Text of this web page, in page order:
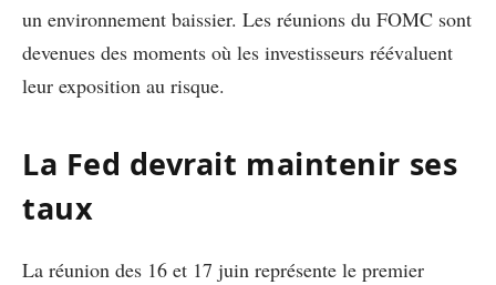
un environnement baissier. Les réunions du FOMC sont
devenues des moments où les investisseurs réévaluent
leur exposition au risque.
La Fed devrait maintenir ses
taux
La réunion des 16 et 17 juin représente le premier